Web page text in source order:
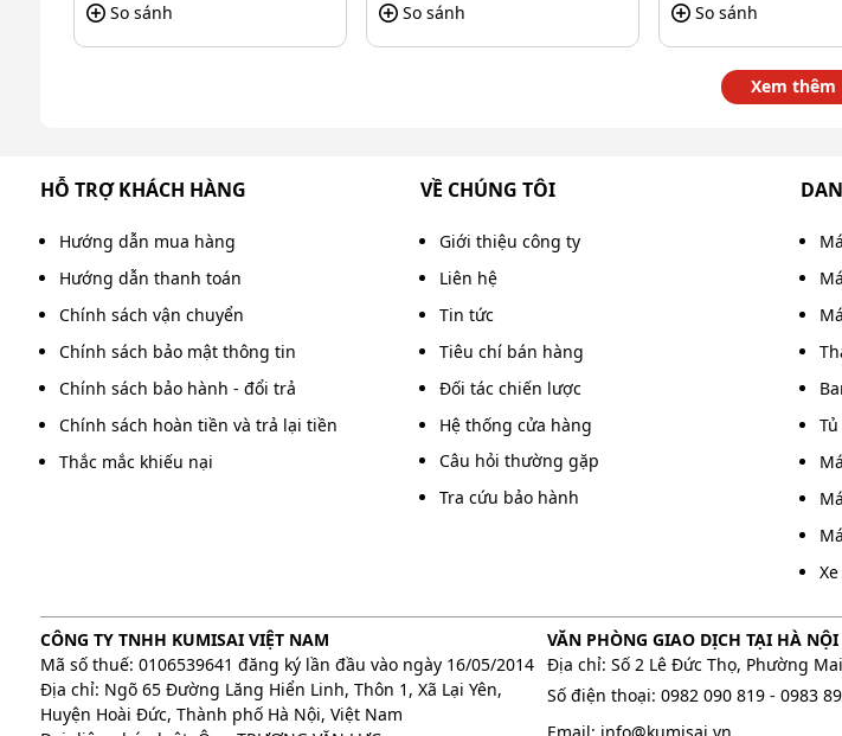
So sánh So sánh So sánh
Xem thêm
HỖ TRỢ KHÁCH HÀNG
Hướng dẫn mua hàng
Hướng dẫn thanh toán
Chính sách vận chuyển
Chính sách bảo mật thông tin
Chính sách bảo hành - đổi trả
Chính sách hoàn tiền và trả lại tiền
Thắc mắc khiếu nại
VỀ CHÚNG TÔI
Giới thiệu công ty
Liên hệ
Tin tức
Tiêu chí bán hàng
Đối tác chiến lược
Hệ thống cửa hàng
Câu hỏi thường gặp
Tra cứu bảo hành
CÔNG TY TNHH KUMISAI VIỆT NAM
Mã số thuế: 0106539641 đăng ký lần đầu vào ngày 16/05/2014
Địa chỉ: Ngõ 65 Đường Lăng Hiển Linh, Thôn 1, Xã Lại Yên,
Huyện Hoài Đức, Thành phố Hà Nội, Việt Nam
VĂN PHÒNG GIAO DỊCH TẠI HÀ NỘI
Địa chỉ: Số 2 Lê Đức Thọ, Phường
Số điện thoại: 0982 090 819- 0983